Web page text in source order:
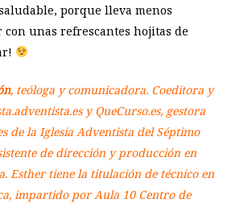
porque lleva menos
con unas refrescantes hojitas de
, teóloga y comunicadora. Coeditora y
y QueCurso.es, gestora
de la Iglesia Adventista del Séptimo
de dirección y producción en
Esther tiene la titulación de técnico en
impartido por Aula 10 Centro de